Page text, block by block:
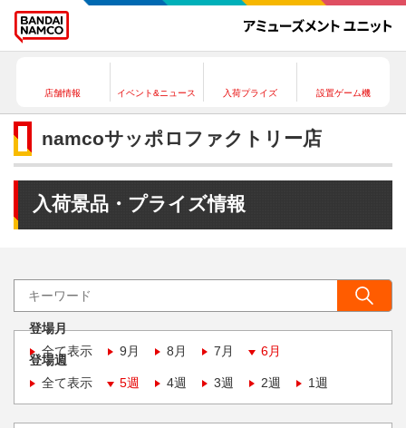
店舗情報 イベント&ニュース 入荷プライズ 設置ゲーム機
namcoサッポロファクトリー店
入荷景品・プライズ情報
登場月
全て表示
9月 8月 7月 6月
登場週
全て表示
5週 4週 3週 2週 1週